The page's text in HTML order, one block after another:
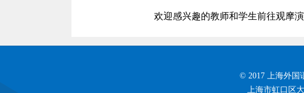
欢迎感兴趣的教师和学生前往观摩演
© 2017 上海外国
上海市虹口区